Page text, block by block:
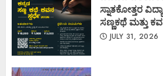
ಸ್ನಾತಕೋತ್ತರ
ಸಣ್ಣಕಥೆ ಮತ್ತು
JULY 31, 2026